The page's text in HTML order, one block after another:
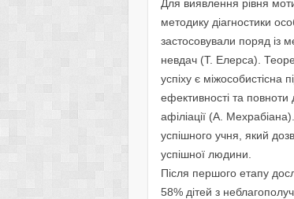
Для виявлення рiвня
методику дiагностики
застосовували поряд iз
невдач (Т. Елерса).
успiху є мiжособистiсна
ефективностi та
афiлiацiї (А. Мехрабiана).
успiшного учня, який
успiшної людини.
Пiсля першого етапу
58% дiтей з